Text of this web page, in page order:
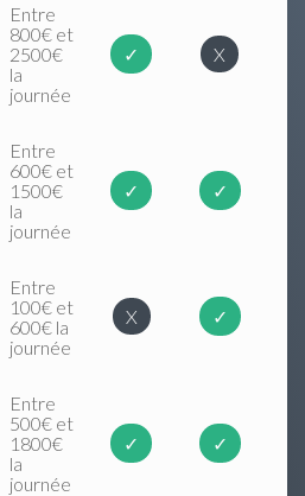
Entre
800€ et
2500€
la
journée
✓ X
Entre
600€ et
1500€
la
journée
✓ ✓
Entre
100€ et
600€ la
journée
X ✓
Entre
500€ et
1800€
la
journée
✓ ✓